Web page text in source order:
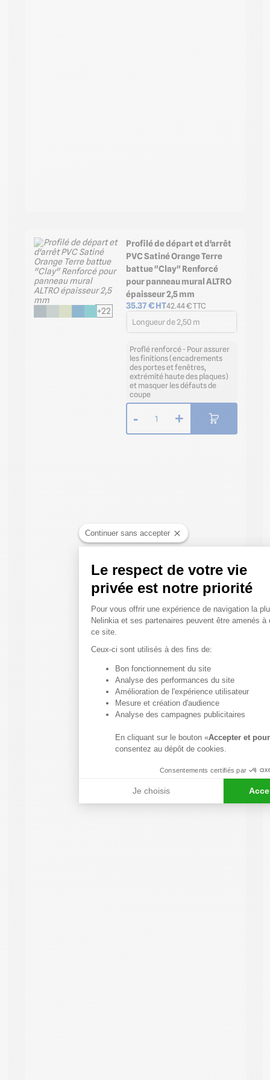
+22
Profilé de départ et d'arrêt
PVC Satiné Orange Terre
battue "Clay" Renforcé
pour panneau mural ALTRO
épaisseur 2,5 mm
35.37€ HT42.44€ TTC
Longueur de 2,50 m
Proflé renforcé - Pour assurer
les finitions (encadrements
des portes et fenêtres,
extrémité haute des plaques)
et masquer les défauts de
coupe
- 1 +
Continuer sans accepter
Le respect de votre vie
privée est notre priorité
Plateforme de Gestion
Pour vous offrir une expérience de navigation la
Nelinkia et ses partenaires peuvent être amenés
ce site.
Ceux-ci sont utilisés à des fins de:
Bon fonctionnement du site
Analyse des performances du site
Amélioration de l'expérience utilisateur
Mesure et création d'audience
Analyse des campagnes publicitaires
En cliquant sur le bouton «Accepter et
consentez au dépôt de cookies.
Consentements certifiés par
Je choisis
Axeptio consent